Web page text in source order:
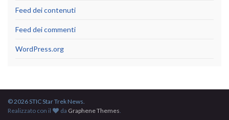
Feed dei contenuti
Feed dei commenti
WordPress.org
© 2026 STIC Star Trek News.
Realizzato con il
da Graphene Themes.